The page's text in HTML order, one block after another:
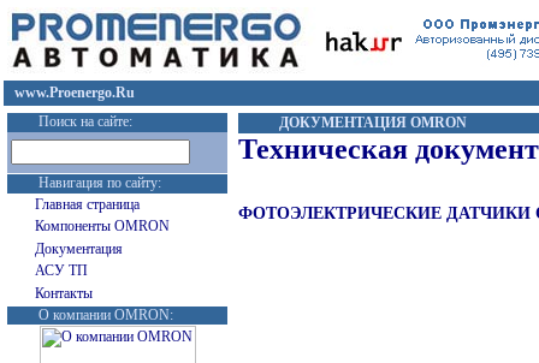
www.Proenergo.Ru
Поиск на сайте:
Навигация по сайту:
Главная страница
Компоненты OMRON
Документация
АСУ ТП
Контакты
О компании OMRON:
ДОКУМЕНТАЦИЯ OMRON
Техническая
ФОТОЭЛЕКТРИЧЕСКИЕ ДАТЧИКИ